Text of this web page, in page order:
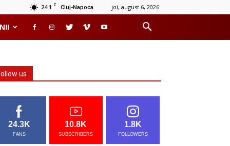
24.1 C Cluj-Napoca joi, august 6, 2026
us
24.3K
FANS
10.8K
SUBSCRIBERS
1.8K
FOLLOWERS